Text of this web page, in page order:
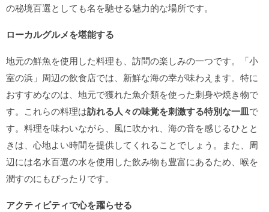
の秘境百選としても名を馳せる魅力的な場所です。
ローカルグルメを堪能する
地元の鮮魚を使用した料理も、訪問の楽しみの一つです。「小
室の浜」周辺の飲食店では、新鮮な海の幸が味わえます。特に
おすすめなのは、地元で獲れた魚介類を使った刺身や焼き物で
す。これらの料理は訪れる人々の味覚を刺激する特別な一皿で
す。料理を味わいながら、風に吹かれ、海の音を感じるひとと
きは、心地よい時間を提供してくれることでしょう。また、周
辺には名水百選の水を使用した飲み物も豊富にあるため、喉を
潤すのにもぴったりです。
アクティビティで心を躍らせる